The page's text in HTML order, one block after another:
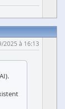
2025 à 16:13